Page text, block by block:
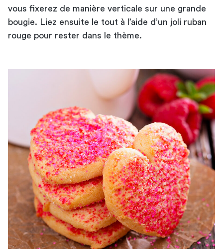
vous fixerez de manière verticale sur une grande
bougie. Liez ensuite le tout à l’aide d’un joli ruban
rouge pour rester dans le thème.